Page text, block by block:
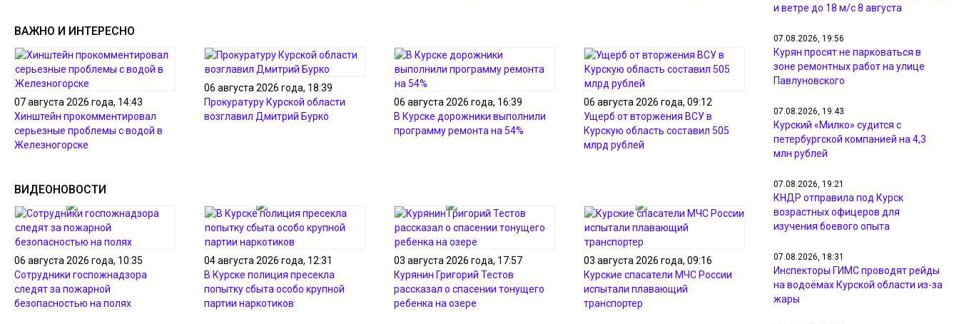
ВАЖНО И ИНТЕРЕСНО
07 августа 2026 года, 14:43
Хинштейн прокомментировал
серьезные проблемы с водой в
Железногорске
06 августа 2026 года, 18:39
Прокуратуру Курской области
возглавил Дмитрий Бурко
06 августа 2026 года, 16:39
В Курске дорожники выполнили
программу ремонта на 54%
06 августа 2026 года, 09:12
Ущерб от вторжения ВСУ в
Курскую область составил 505
млрд рублей
ВИДЕОНОВОСТИ
06 августа 2026 года, 10:35
Сотрудники госпожнадзора
следят за пожарной
безопасностью на полях
04 августа 2026 года, 12:31
В Курске полиция пресекла
попытку сбыта особо крупной
партии наркотиков
03 августа 2026 года, 17:57
Курянин Григорий Тестов
рассказал о спасении тонущего
ребенка на озере
03 августа 2026 года, 09:16
Курские спасатели МЧС России
испытали плавающий
транспортер
и ветре до 18 м/с 8 августа
07.08.2026, 19:56
Курян просят не парковаться в
зоне ремонтных работ на улице
Павлуновского
07.08.2026, 19:43
Курский «Милко» судится с
петербургской компанией на 4,3
млн рублей
07.08.2026, 19:21
КНДР отправила под Курск
возрастных офицеров для
изучения боевого опыта
07.08.2026, 18:31
Инспекторы ГИМС проводят рейды
на водоёмах Курской области из-за
жары